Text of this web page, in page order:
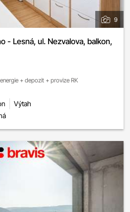
9
- Lesná, ul. Nezvalova, balkon,
a energie + depozit + provize RK
Výtah